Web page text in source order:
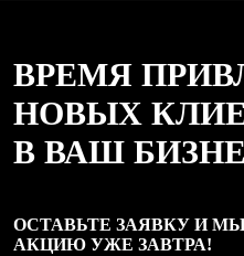
ВРЕМЯ
НОВЫХ
В ВАШ
ОСТАВЬТЕ ЗАЯВКУ И
АКЦИЮ УЖЕ ЗАВТРА!